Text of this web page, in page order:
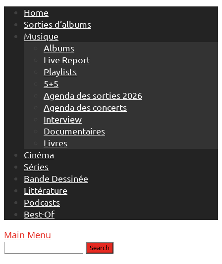
Home
Sorties d’albums
Musique
Albums
Live Report
Playlists
5+5
Agenda des sorties 2026
Agenda des concerts
Interview
Documentaires
Livres
Cinéma
Séries
Bande Dessinée
Littérature
Podcasts
Best-Of
Main Menu